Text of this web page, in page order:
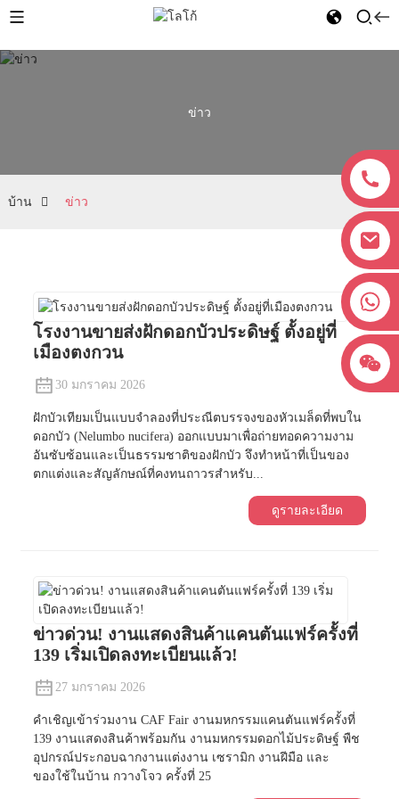
+8618038381627
ข่าว
บ้าน ข่าว
โรงงานขายส่งฝักดอกบัวประดิษฐ์ ตั้งอยู่ที่
เมืองตงกวน
30 มกราคม 2026
ฝักบัวเทียมเป็นแบบจำลองที่ประณีตบรรจงของหัวเมล็ดที่พบใน
ดอกบัว (Nelumbo nucifera) ออกแบบมาเพื่อถ่ายทอดความงาม
อันซับซ้อนและเป็นธรรมชาติของฝักบัว จึงทำหน้าที่เป็นของ
ตกแต่งและสัญลักษณ์ที่คงทนถาวรสำหรับ...
ดูรายละเอียด
ข่าวด่วน! งานแสดงสินค้าแคนตันแฟร์ครั้งที่
139 เริ่มเปิดลงทะเบียนแล้ว!
27 มกราคม 2026
คำเชิญเข้าร่วมงาน CAF Fair งานมหกรรมแคนตันแฟร์ครั้งที่
139 งานแสดงสินค้าพร้อมกัน งานมหกรรมดอกไม้ประดิษฐ์ พืช
อุปกรณ์ประกอบฉากงานแต่งงาน เซรามิก งานฝีมือ และ
ของใช้ในบ้าน กวางโจว ครั้งที่ 25